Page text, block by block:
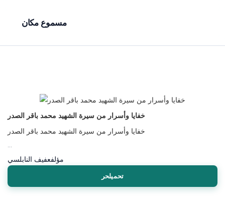
مسموع مكان
خفايا وأسرار من سيرة الشهيد محمد باقر الصدر
خفايا وأسرار من سيرة الشهيد محمد باقر الصدر
مؤلفعفيف النابلسي
تحميلحر